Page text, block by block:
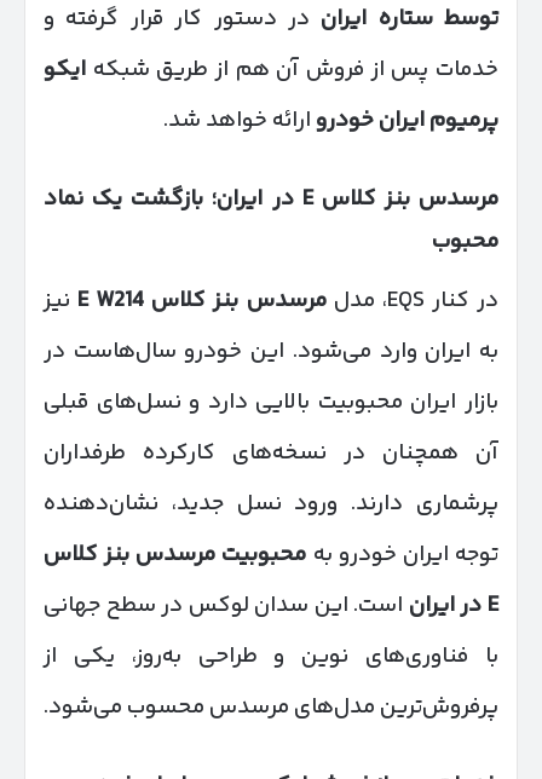
توسط ستاره ایران در دستور کار قرار گرفته و
خدمات پس از فروش آن هم از طریق شبکه ایکو
پرمیوم ایران خودروارائه خواهد شد.
مرسدس بنز کلاس E در ایران؛ بازگشت یک نماد
محبوب
در کنار EQS، مدل
مرسدس بنز کلاس
نیز
به ایران وارد می‌شود. این خودرو سال‌هاست در
بازار ایران محبوبیت بالایی دارد و نسل‌های قبلی
آن همچنان در نسخه‌های کارکرده طرفداران
پرشماری دارند. ورود نسل جدید، نشان‌دهنده
توجه ایران خودرو به محبوبیت مرسدس بنز کلاس
E در ایران است. این سدان لوکس در سطح جهانی
با فناوری‌های نوین و طراحی به‌روز، یکی از
پرفروش‌ترین مدل‌های مرسدس محسوب می‌شود.